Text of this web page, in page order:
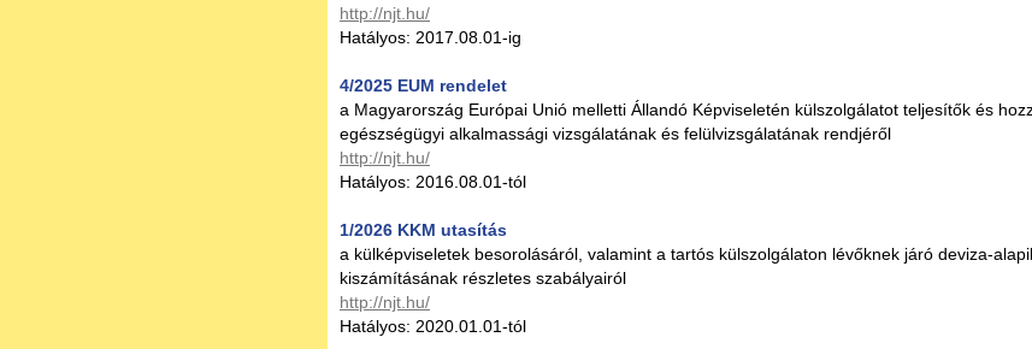
http://njt.hu/
Hatályos: 2017.08.01-ig
4/2025 EUM rendelet
a Magyarország Európai Unió melletti Állandó Képviseletén külszolgálatot teljesítők és
egészségügyi alkalmassági vizsgálatának és felülvizsgálatának rendjéről
http://njt.hu/
Hatályos: 2016.08.01-tól
1/2026 KKM utasítás
a külképviseletek besorolásáról, valamint a tartós külszolgálaton lévőknek járó deviza-
kiszámításának részletes szabályairól
http://njt.hu/
Hatályos: 2020.01.01-tól